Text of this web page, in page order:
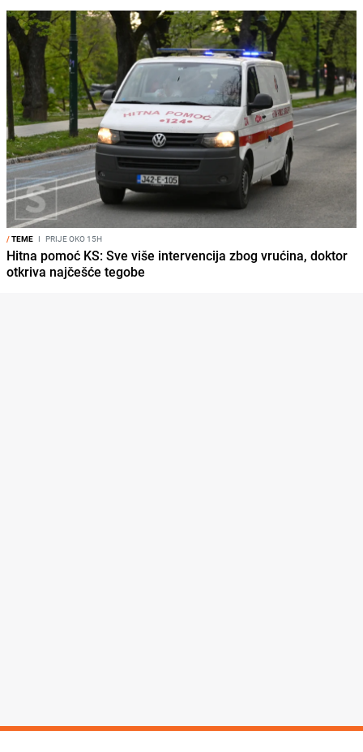
/TEME I PRIJE OKO 15H
Hitna pomoć KS: Sve više intervencija zbog vrućina, doktor
otkriva najčešće tegobe